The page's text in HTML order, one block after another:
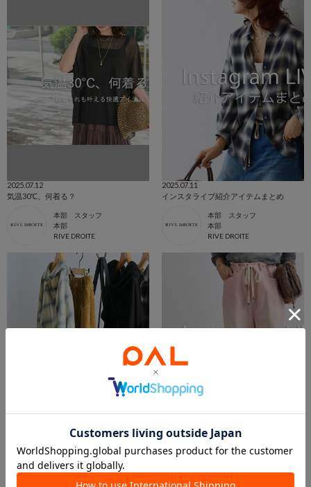
2025.07.12
気温30℃、何着る？
本部 スタッフ
本部
RIVE DROITE
2025.07.11
インスタライブ紹介アイテムまとめ
本部 スタッフ
本部
RIVE DROITE
【7/10発売開始！】coming soon...
本部 スタッフ
2025.07.04
インスタライブ紹介アイテムまとめ
本部 スタッフ
本部